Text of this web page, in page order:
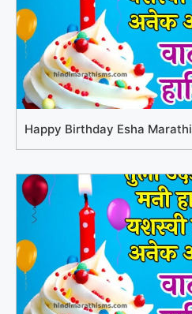
Happy Birthday Esha Marathi